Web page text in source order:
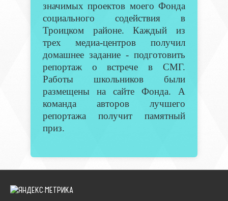
значимых проектов моего Фонда
социального содействия в
Троицком районе. Каждый из
трех медиа-центров получил
домашнее задание - подготовить
репортаж о встрече в СМГ.
Работы школьников были
размещены на сайте Фонда. А
команда авторов лучшего
репортажа получит памятный
приз.